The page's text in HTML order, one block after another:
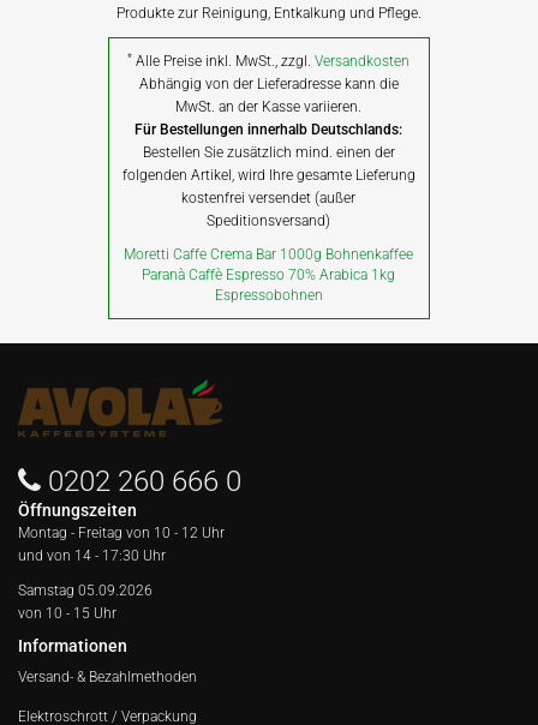
Produkte zur Reinigung, Entkalkung und Pflege.
* Alle Preise inkl. MwSt., zzgl.Versandkosten
Abhängig von der Lieferadresse kann die
MwSt. an der Kasse variieren.
Für Bestellungen innerhalb Deutschlands:
Bestellen Sie zusätzlich mind. einen der
folgenden Artikel, wird Ihre gesamte Lieferung
kostenfrei versendet (außer
Speditionsversand)
Moretti Caffe Crema Bar 1000g Bohnenkaffee
Paranà Caffè Espresso 70% Arabica 1kg
Espressobohnen
0202 260 666 0
Öffnungszeiten
Montag - Freitag von 10 - 12 Uhr
und von 14 - 17:30 Uhr
Samstag 05.09.2026
von 10 - 15 Uhr
Informationen
Versand- & Bezahlmethoden
Elektroschrott / Verpackung